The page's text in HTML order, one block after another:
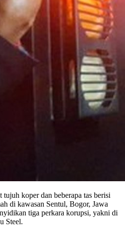
koper dan beberapa tas berisi
di kawasan Sentul, Bogor, Jawa
tiga perkara korupsi, yakni di
Steel.